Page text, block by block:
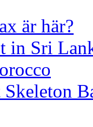
är här?
in Sri
Skeleton